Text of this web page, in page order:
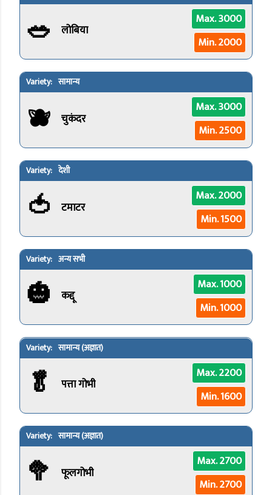
🥗 लोबिया
Max. 3000
Min. 2000
सामान्य
🫐 चुकंदर
Max. 3000
Min. 2500
देशी
🍅 टमाटर
Max. 2000
Min. 1500
अन्य सभी
🎃 कद्दू
Max. 1000
Min. 1000
सामान्य (अज्ञात)
🥬 पत्ता गोभी
Max. 2200
Min. 1600
सामान्य (अज्ञात)
🥦 फूलगोभी
Max. 2700
Min. 2700